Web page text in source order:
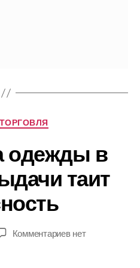
Рубрики
ТОРГОВЛЯ
одежды в
таит
Комментариевк
нет